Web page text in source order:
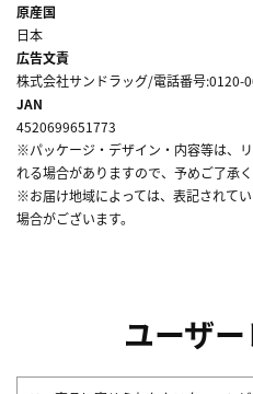
原産国
日本
広告文責
株式会社サンドラッグ/電話番号:0120-
JAN
4520699651773
※パッケージ・デザイン・内容等は、
れる場合がありますので、予めご了承く
※お届け地域によっては、表記されて
場合がございます。
ユーザ